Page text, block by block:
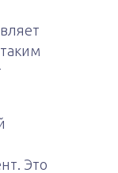
Это